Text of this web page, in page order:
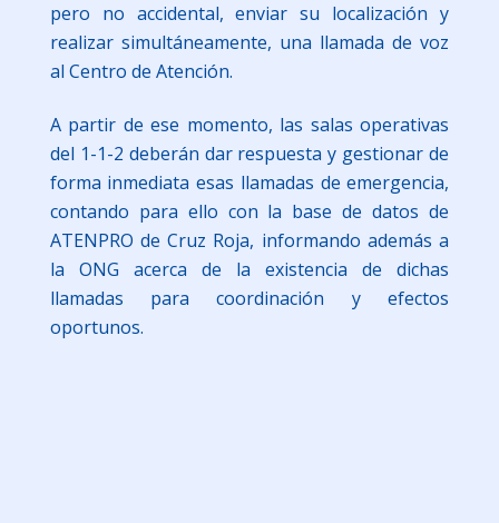
pero no accidental, enviar su localización y
realizar simultáneamente, una llamada de voz
al Centro de Atención.
A partir de ese momento, las salas operativas
del 1-1-2 deberán dar respuesta y gestionar de
forma inmediata esas llamadas de emergencia,
contando para ello con la base de datos de
ATENPRO de Cruz Roja, informando además a
la ONG acerca de la existencia de dichas
llamadas para coordinación y efectos
oportunos.